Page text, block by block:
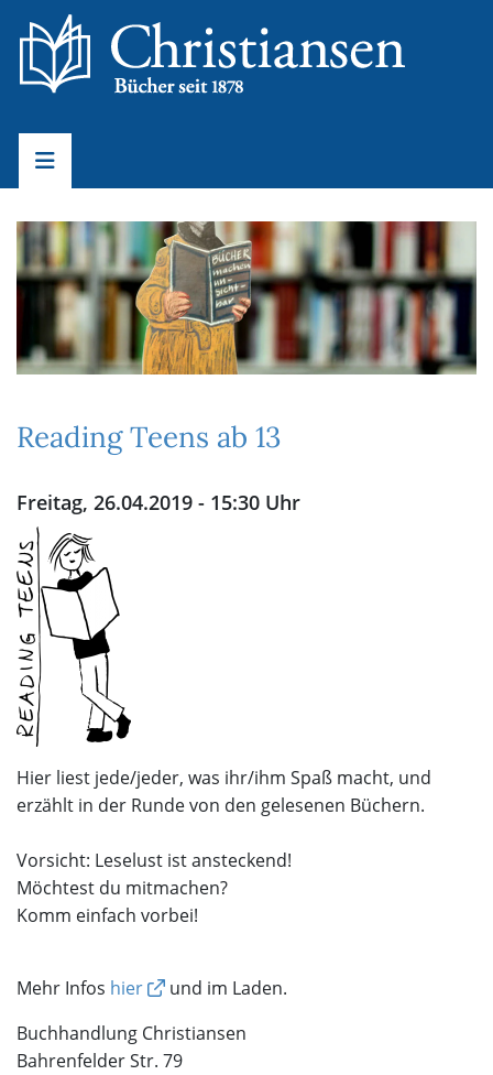
Reading Teens ab 13
Freitag, 26.04.2019 - 15:30 Uhr
Hier liest jede/jeder, was ihr/ihm Spaß macht, und
erzählt in der Runde von den gelesenen Büchern.
Vorsicht: Leselust ist ansteckend!
Möchtest du mitmachen?
Komm einfach vorbei!
Mehr Infos hier
und im Laden.
Buchhandlung Christiansen
Bahrenfelder Str. 79